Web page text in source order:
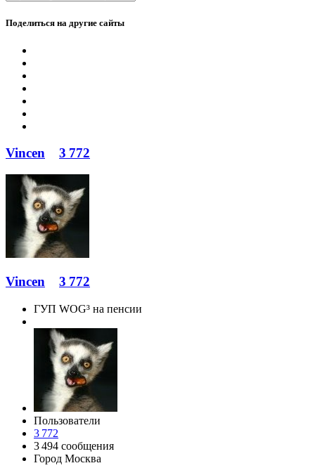
Поделиться на другие сайты
Vincen 3 772
Vincen 3 772
ГУП WOG³ на пенсии
Пользователи
3 772
3 494 сообщения
Город Москва